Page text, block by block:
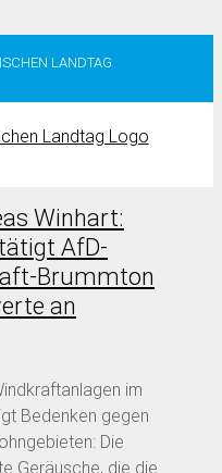
LANDTAG
Winhart:
AfD-
Brummton
an
im
Bedenken gegen
Die
Geräusche, die die